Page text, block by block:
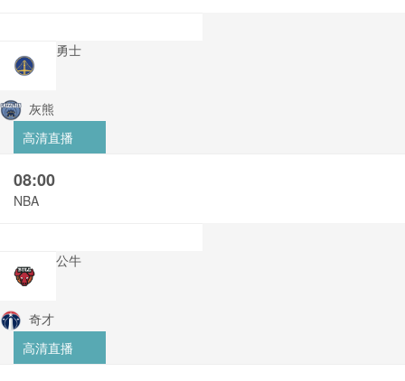
勇士
灰熊
高清直播
08:00
NBA
公牛
奇才
高清直播